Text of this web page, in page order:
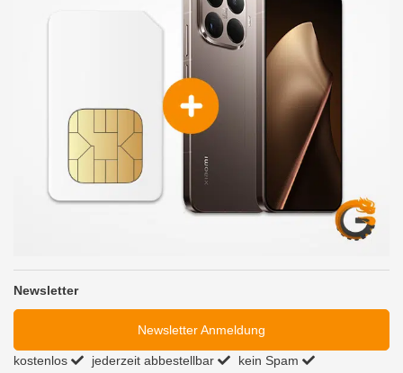
Newsletter
Newsletter Anmeldung
kostenlos jederzeit abbestellbar kein Spam